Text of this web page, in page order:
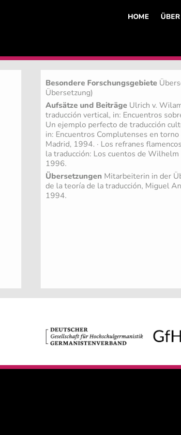
HOME
Besondere Forschungsgebiete
Übersetzung)
Aufsätze und Beiträge Ulrich v.
traducción vertical, in: Encuentros
Un ejemplo perfecto de traducción
in: Encuentros Complutenses en
Madrid, 1994. · Los refranes
la traducción: Los cuentos de
1996.
Übersetzungen Mitarbeiterin in der
de la teoría de la traducción, Miguel
1994.